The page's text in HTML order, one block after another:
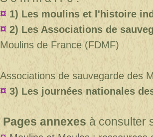
¤ 1) Les moulins et l'histoire
¤ 2) Les Associations de
Moulins de France (FDMF)
Associations de sauvegarde des
¤ 3) Les journées nationales
Pages annexes à consulter